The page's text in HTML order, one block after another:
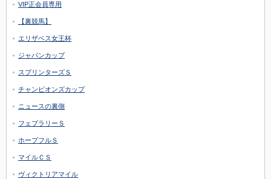
VIP正会員専用
【裏競馬】
エリザベス女王杯
ジャパンカップ
スプリンターズＳ
チャンピオンズカップ
ニュースの裏側
フェブラリーＳ
ホープフルＳ
マイルＣＳ
ヴィクトリアマイル